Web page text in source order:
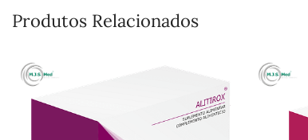
Produtos Relacionados